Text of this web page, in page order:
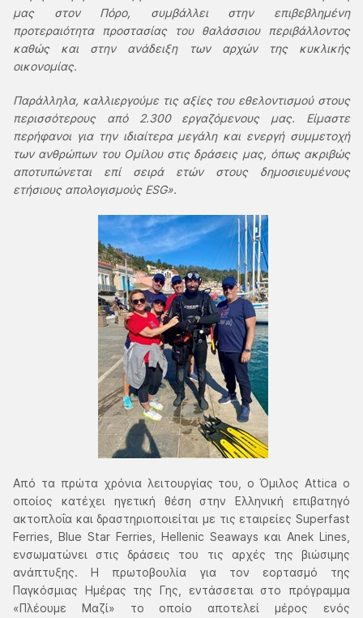
μας στον Πόρο, συμβάλλει στην επιβεβλημένη
προτεραιότητα προστασίας του θαλάσσιου περιβάλλοντος
καθώς και στην ανάδειξη των αρχών της κυκλικής
οικονομίας.
Παράλληλα, καλλιεργούμε τις αξίες του εθελοντισμού στους
περισσότερους από 2.300 εργαζόμενους μας. Είμαστε
περήφανοι για την ιδιαίτερα μεγάλη και ενεργή συμμετοχή
των ανθρώπων του Ομίλου στις δράσεις μας, όπως ακριβώς
αποτυπώνεται επί σειρά ετών στους δημοσιευμένους
ετήσιους απολογισμούς ESG».
Από τα πρώτα χρόνια λειτουργίας του, ο Όμιλος Αttica ο
οποίος κατέχει ηγετική θέση στην Ελληνική επιβατηγό
ακτοπλοΐα και δραστηριοποιείται με τις εταιρείες Superfast
Ferries, Blue Star Ferries, Hellenic Seaways και Anek Lines,
ενσωματώνει στις δράσεις του τις αρχές της βιώσιμης
ανάπτυξης. Η πρωτοβουλία για τον εορτασμό της
Παγκόσμιας Ημέρας της Γης, εντάσσεται στο πρόγραμμα
«Πλέουμε Μαζί» το οποίο αποτελεί μέρος ενός